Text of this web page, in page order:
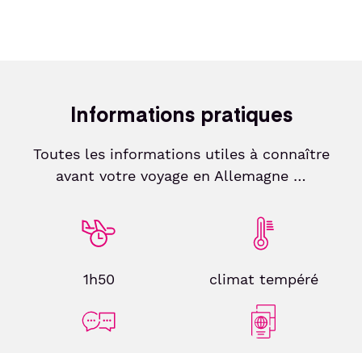
Informations pratiques
Toutes les informations utiles à connaître
avant votre voyage en Allemagne …
1h50 climat tempéré